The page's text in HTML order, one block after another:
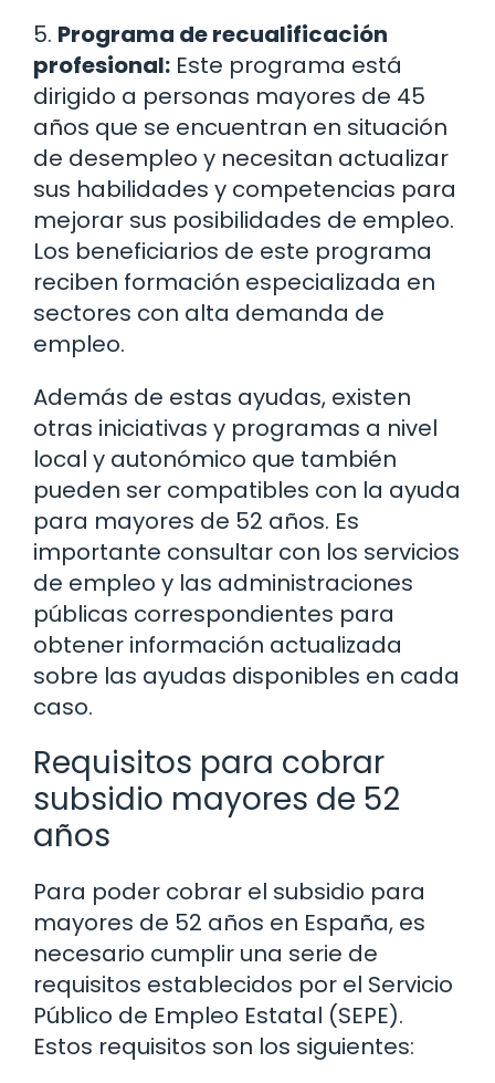
5. Programa de recualificación
profesional: Este programa está
dirigido a personas mayores de 45
años que se encuentran en situación
de desempleo y necesitan actualizar
sus habilidades y competencias para
mejorar sus posibilidades de empleo.
Los beneficiarios de este programa
reciben formación especializada en
sectores con alta demanda de
empleo.
Además de estas ayudas, existen
otras iniciativas y programas a nivel
local y autonómico que también
pueden ser compatibles con la ayuda
para mayores de 52 años. Es
importante consultar con los servicios
de empleo y las administraciones
públicas correspondientes para
obtener información actualizada
sobre las ayudas disponibles en cada
caso.
Requisitos para cobrar
subsidio mayores de 52
años
Para poder cobrar el subsidio para
mayores de 52 años en España, es
necesario cumplir una serie de
requisitos establecidos por el Servicio
Público de Empleo Estatal (SEPE).
Estos requisitos son los siguientes: